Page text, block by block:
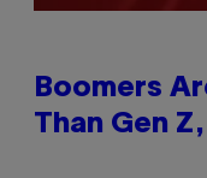
Boomers
Than Gen